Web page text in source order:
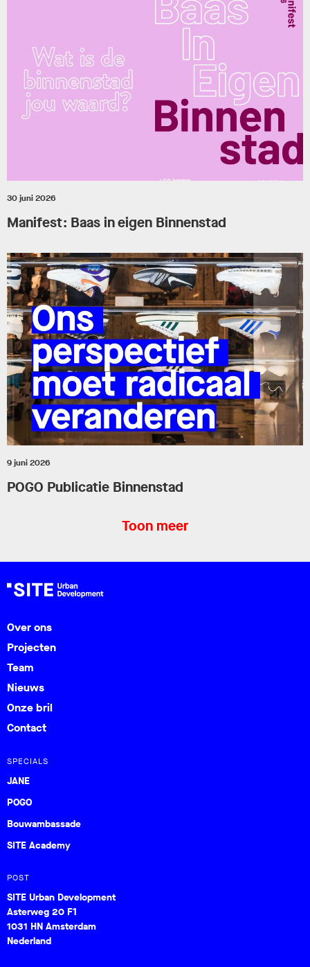
30 juni 2026
Manifest: Baas in eigen Binnenstad
9 juni 2026
POGO Publicatie Binnenstad
Toon meer
Over ons
Projecten
Team
Nieuws
Onze bril
Contact
SPECIALS
JANE
POGO
Bouwambassade
SITE Academy
POST
SITE Urban Development
Asterweg 20 F1
1031 HN Amsterdam
Nederland